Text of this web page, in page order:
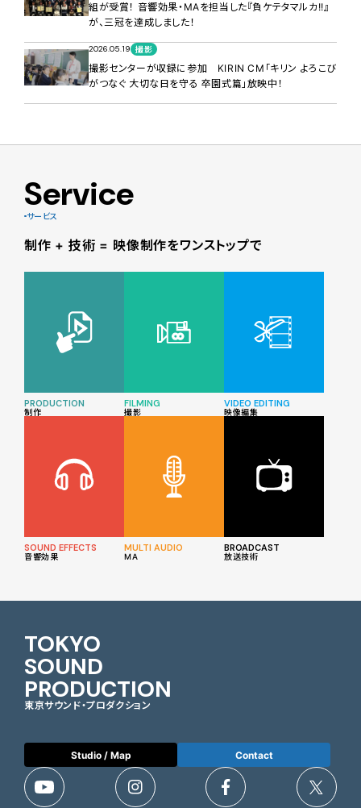
組が受賞！ 音響効果・MAを担当した『負ケテタマルカ!!』
が、三冠を達成しました！
2026.05.19 撮影
撮影センターが収録に参加 KIRIN CM「キリン よろこび
がつなぐ 大切な日を守る 卒園式篇」放映中！
Service
サービス
制作 + 技術 = 映像制作をワンストップで
PRODUCTION
制作
FILMING
撮影
VIDEO EDITING
映像編集
SOUND EFFECTS
音響効果
MULTI AUDIO
MA
BROADCAST
放送技術
TOKYO
SOUND
PRODUCTION
東京サウンド・プロダクション
Studio / Map Contact